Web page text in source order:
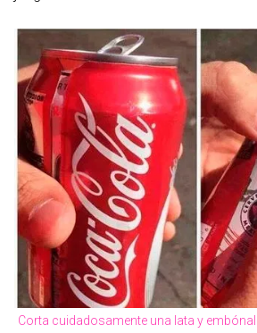
Corta cuidadosamente una lata y